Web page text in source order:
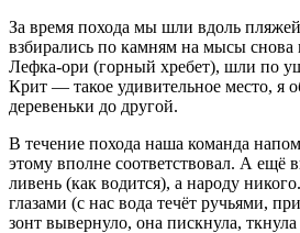
За время похода мы шли вдоль
взбирались по камням на мысы
Лефка-ори (горный хребет), шли по
Крит — такое удивительное место, я
деревеньки до другой.
В течение похода наша команда
этому вполне соответствовал. А
ливень (как водится), а народу
глазами (с нас вода течёт ручьями,
зонт вывернуло, она пискнула,